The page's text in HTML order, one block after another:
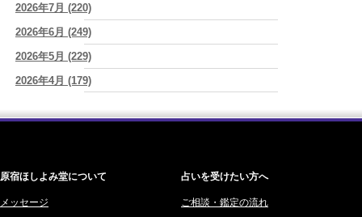
2026/08/07
「運命の人を探して何年も迷った。でも最後に気づく…本当に人生を
狂わせるのは『誰を好きになったか』ではなく、『間違ったタイミン
グを運命だと信じたこと』だった
2026/08/06
増える日は、心にも余裕がある証拠かもしれません (プラタ 真寿)
由)
椰奈空 (64)
ワカリミ (1)
神楽峰ヴィスカ (10)
赤羽うさぎ (341)
橘メルロ (7)
鈴喜みわこ (8)
2026年7月 (220)
2026年6月 (249)
2026年5月 (229)
2026年4月 (179)
2025年12月 (201)
2025年11月 (252)
原宿ほしよみ堂について
メッセージ
占いを受けたい方へ
ご相談・鑑定の流れ